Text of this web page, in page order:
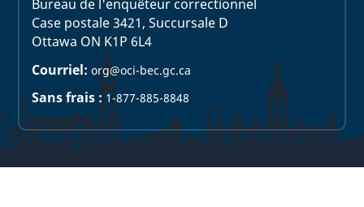
Bureau de l'enquêteur correctionnel
Case postale 3421, Succursale D
Ottawa ON K1P 6L4
Courriel:org@oci-bec.gc.ca
Sans frais : 1-877-885-8848